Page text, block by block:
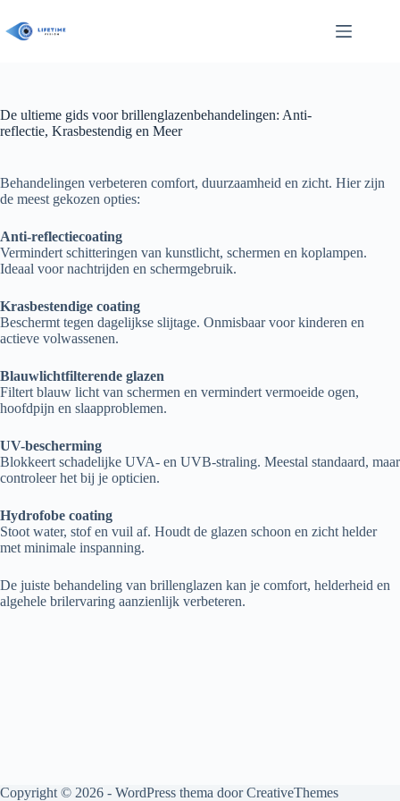
naar
de
De ultieme gids voor brillenglazenbehandelingen: Anti-
reflectie, Krasbestendig en Meer
Behandelingen verbeteren comfort, duurzaamheid en zicht. Hier zijn
de meest gekozen opties:
Anti-reflectiecoating
Vermindert schitteringen van kunstlicht, schermen en koplampen.
Ideaal voor nachtrijden en schermgebruik.
Krasbestendige coating
Beschermt tegen dagelijkse slijtage. Onmisbaar voor kinderen en
actieve volwassenen.
Blauwlichtfilterende glazen
Filtert blauw licht van schermen en vermindert vermoeide ogen,
hoofdpijn en slaapproblemen.
UV-bescherming
Blokkeert schadelijke UVA- en UVB-straling. Meestal standaard, maar
controleer het bij je opticien.
Hydrofobe coating
Stoot water, stof en vuil af. Houdt de glazen schoon en zicht helder
met minimale inspanning.
De juiste behandeling van brillenglazen kan je comfort, helderheid en
algehele brilervaring aanzienlijk verbeteren.
Copyright © 2026 - WordPress thema doorCreativeThemes